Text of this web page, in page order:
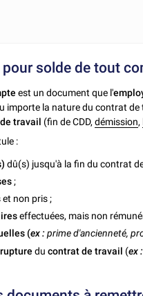
solde de tout
est un document que l'
importe la nature du contrat de
travail (fin de CDD,démission,
:
dû(s) jusqu'à la fin du contrat
;
et non pris ;
effectuées, mais non
(ex : prime d'ancienneté,
ruptureducontrat de travail (ex